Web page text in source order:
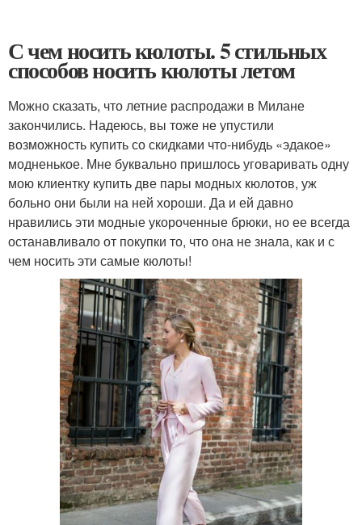
С чем носить кюлоты. 5 стильных
способов носить кюлоты летом
Можно сказать, что летние распродажи в Милане
закончились. Надеюсь, вы тоже не упустили
возможность купить со скидками что-нибудь «эдакое»
модненькое. Мне буквально пришлось уговаривать одну
мою клиентку купить две пары модных кюлотов, уж
больно они были на ней хороши. Да и ей давно
нравились эти модные укороченные брюки, но ее всегда
останавливало от покупки то, что она не знала, как и с
чем носить эти самые кюлоты!